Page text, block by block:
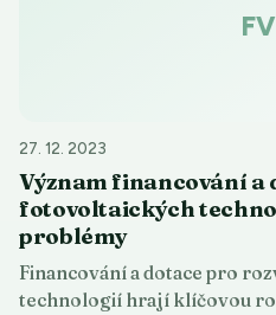
27. 12. 2023
Význam financování a
fotovoltaických
problémy
Financování a dotace pro
technologií hrají klíčovou